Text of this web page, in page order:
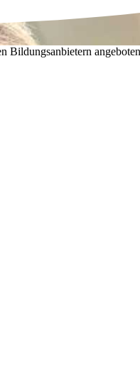
Bildungsanbietern